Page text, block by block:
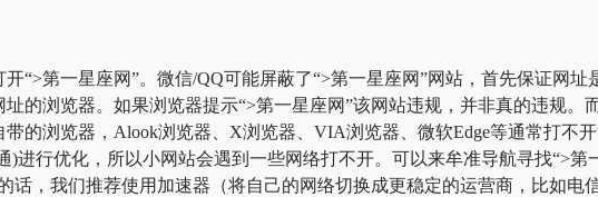
“>第一星座网”。微信/QQ可能屏蔽了“>第一星座网”网站，首先保证网
的浏览器。如果浏览器提示“>第一星座网”该网站违规，并非真的违规
的浏览器，Alook浏览器、X浏览器、VIA浏览器、微软Edge等通常打不
)进行优化，所以小网站会遇到一些网络打不开。可以来牟准导航寻找“>第
话，我们推荐使用加速器（将自己的网络切换成更稳定的运营商，比如电